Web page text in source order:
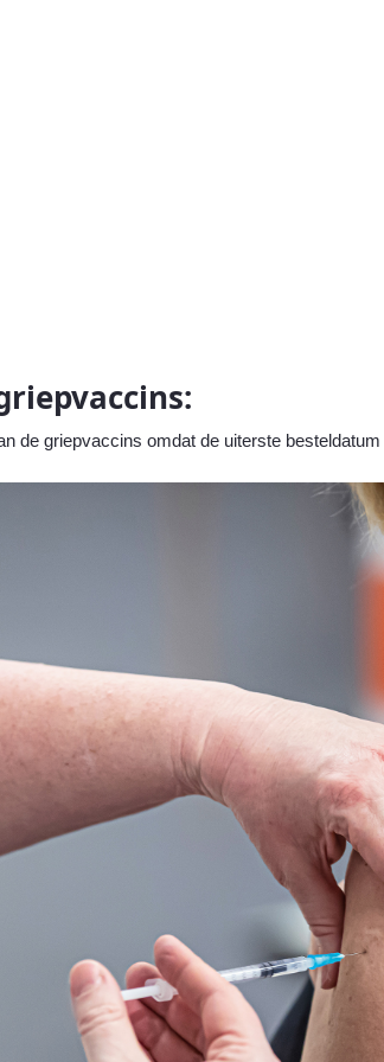
de griepvaccins omdat de uiterste besteldatum